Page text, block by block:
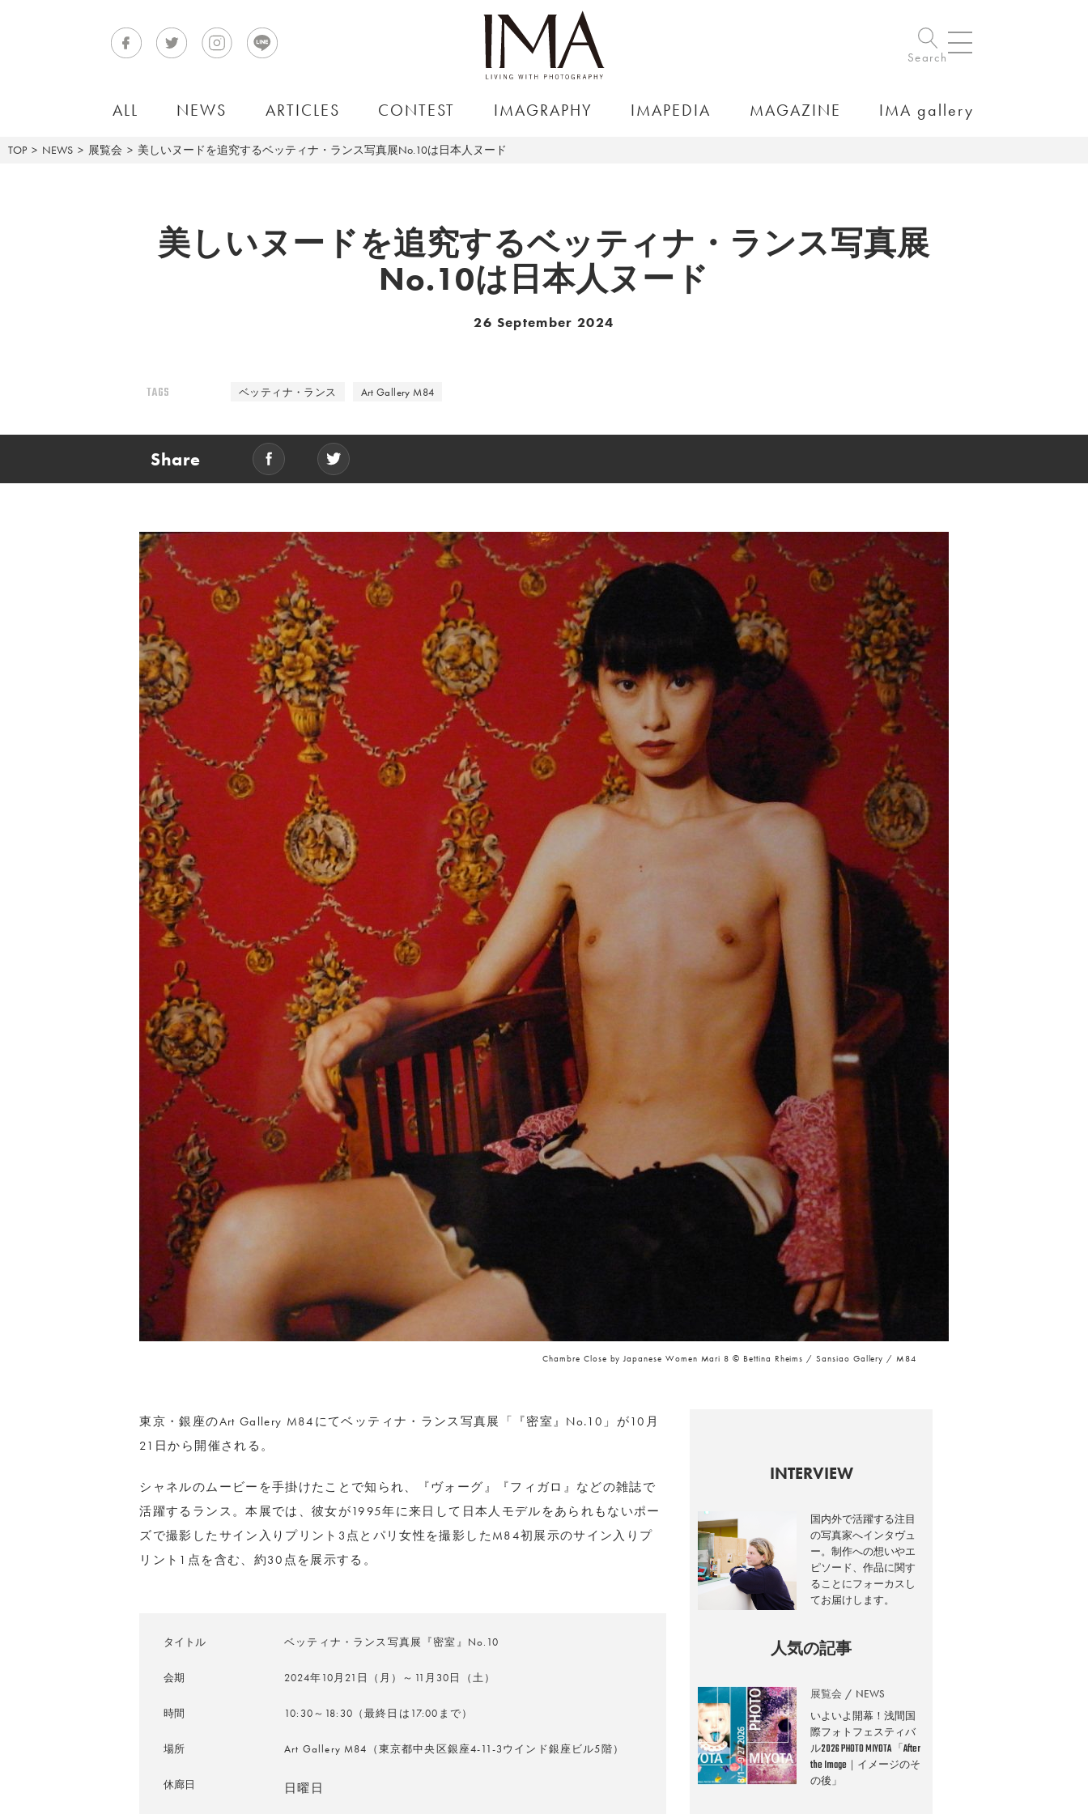
Search
ALL NEWS ARTICLES CONTEST IMAGRAPHY IMAPEDIA MAGAZINE IMA gallery
TOP NEWS 展覧会 美しいヌードを追究するベッティナ・ランス写真展No.10は日本人ヌード
美しいヌードを追究するベッティナ・ランス写真展
No.10は日本人ヌード
26 September 2024
TAGS ベッティナ・ランス Art Gallery M84
Share
Chambre Close by Japanese Women Mari 8 © Bettina Rheims / Sansiao Gallery / M84
東京・銀座のArt Gallery M84にてベッティナ・ランス写真展「『密室』No.10」が10月
21日から開催される。
シャネルのムービーを手掛けたことで知られ、『ヴォーグ』『フィガロ』などの雑誌で
活躍するランス。本展では、彼女が1995年に来日して日本人モデルをあられもないポー
ズで撮影したサイン入りプリント3点とパリ女性を撮影したM84初展示のサイン入りプ
リント1点を含む、約30点を展示する。
タイトル ベッティナ・ランス写真展『密室』No.10
会期 2024年10月21日（月）～11月30日（土）
時間 10:30～18:30（最終日は17:00まで）
場所 Art Gallery M84（東京都中央区銀座4-11-3ウインド銀座ビル5階）
休廊日 日曜日
INTERVIEW
国内外で活躍する注目
の写真家へインタヴュ
ー。制作への想いやエ
ピソード、作品に関す
ることにフォーカスし
てお届けします。
人気の記事
展覧会 NEWS
いよいよ開幕！浅間国
際フォトフェスティバ
ル2026 PHOTO MIYOTA 「After
the Image｜イメージのそ
の後」